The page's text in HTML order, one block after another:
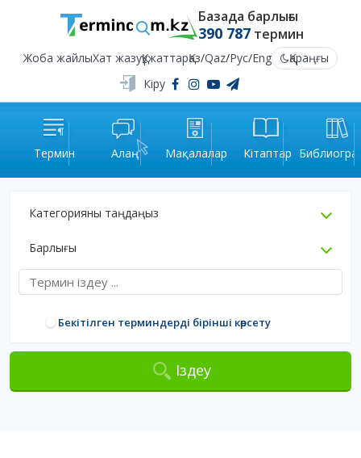
Базада барлығы
390 787термин
Жоба жайлыХат жазуҚұжаттарҚаз/Qaz/Рус/Eng
Қараңғы
Кіру
Термин Алаң Мақалалар Кітаптар
Категорияны таңдаңыз
Барлығы
Бекітілген терминдерді бірінші көрсету
Іздеу